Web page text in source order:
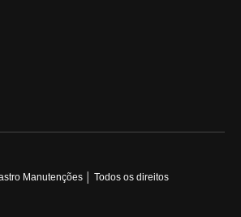
Manutenções │ Todos os direitos